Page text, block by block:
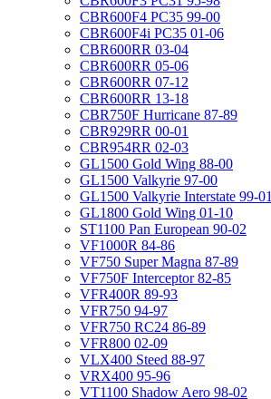
CBR600F4 PC35 99-00
CBR600F4i PC35 01-06
CBR600RR 03-04
CBR600RR 05-06
CBR600RR 07-12
CBR600RR 13-18
CBR750F Hurricane 87-89
CBR929RR 00-01
CBR954RR 02-03
GL1500 Gold Wing 88-00
GL1500 Valkyrie 97-00
GL1500 Valkyrie Interstate 99-01
GL1800 Gold Wing 01-10
ST1100 Pan European 90-02
VF1000R 84-86
VF750 Super Magna 87-89
VF750F Interceptor 82-85
VFR400R 89-93
VFR750 94-97
VFR750 RC24 86-89
VFR800 02-09
VLX400 Steed 88-97
VRX400 95-96
VT1100 Shadow Aero 98-02